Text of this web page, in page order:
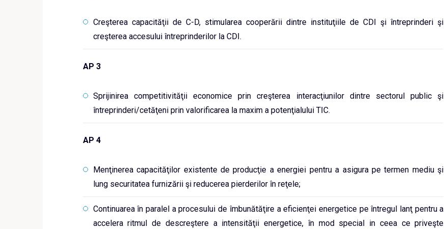
Creşterea capacităţii de C-D, stimularea cooperării dintre instituţiile de CDI şi întreprinderi şi
creşterea accesului întreprinderilor la CDI.
AP 3
Sprijinirea competitivităţii economice prin creşterea interacţiunilor dintre sectorul public şi
întreprinderi/cetăţeni prin valorificarea la maxim a potenţialului TIC.
AP 4
Menţinerea capacităţilor existente de producţie a energiei pentru a asigura pe termen mediu şi
lung securitatea furnizării şi reducerea pierderilor în reţele;
Continuarea în paralel a procesului de îmbunătăţire a eficienţei energetice pe întregul lanţ pentru a
accelera ritmul de descreştere a intensităţii energetice, în mod special in ceea ce priveşte